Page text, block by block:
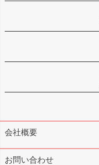
会社概要
お問い合わせ